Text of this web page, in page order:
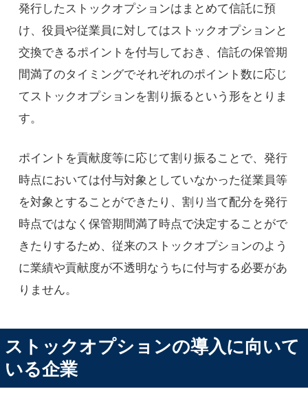
発行したストックオプションはまとめて信託に預
け、役員や従業員に対してはストックオプションと
交換できるポイントを付与しておき、信託の保管期
間満了のタイミングでそれぞれのポイント数に応じ
てストックオプションを割り振るという形をとりま
す。
ポイントを貢献度等に応じて割り振ることで、発行
時点においては付与対象としていなかった従業員等
を対象とすることができたり、割り当て配分を発行
時点ではなく保管期間満了時点で決定することがで
きたりするため、従来のストックオプションのよう
に業績や貢献度が不透明なうちに付与する必要があ
りません。
ストックオプションの導入に向いて
いる企業